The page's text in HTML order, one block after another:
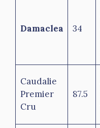
Damaclea 34
Caudalie
Premier
Cru
87.5